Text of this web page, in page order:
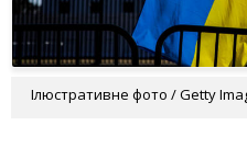
Ілюстративне фото / Getty